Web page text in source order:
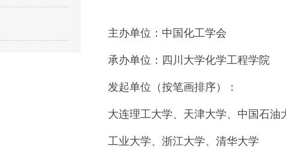
主办单位：中国化工学会
承办单位：四川大学化学工程学院
发起单位（按笔画排序）：
大连理工大学、天津大学、中国石
工业大学、浙江大学、清华大学